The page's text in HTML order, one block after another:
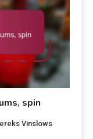
spin
Vinslows